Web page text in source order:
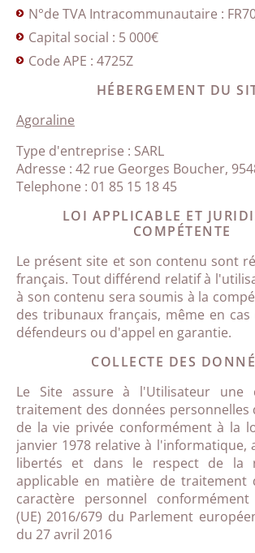
N°de TVA Intracommunautaire :
Capital social : 5 000€
Code APE : 4725Z
HÉBERGEMENT DU
Agoraline
Type d'entreprise : SARL
Adresse : 42 rue Georges Boucher,
Telephone : 01 85 15 18 45
LOI APPLICABLE ET
COMPÉTENTE
Le présent site et son contenu sont
français. Tout différend relatif à
à son contenu sera soumis à la
des tribunaux français, même en
défendeurs ou d'appel en garantie.
COLLECTE DES
Le Site assure à l'Utilisateur une
traitement des données personnelles
de la vie privée conformément à la
janvier 1978 relative à l'informatique,
libertés et dans le respect de la
applicable en matière de traitement
caractère personnel
(UE) 2016/679 du Parlement
du 27 avril 2016